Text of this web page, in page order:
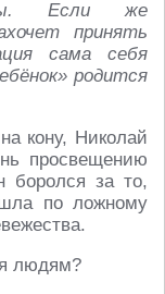
Если же
принять
сама себя
родится
кону, Николай
просвещению
боролся за то,
по ложному
людям?